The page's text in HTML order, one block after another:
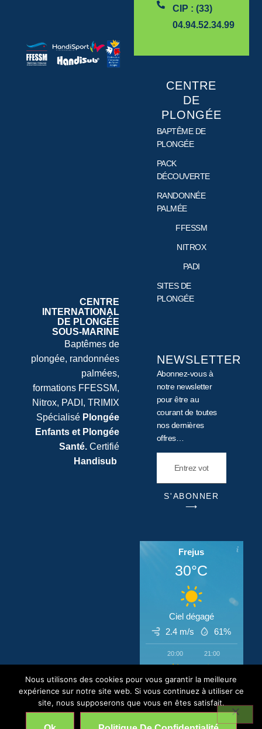
CENTRE
INTERNATIONAL
DE PLONGÉE
SOUS-MARINE
Baptêmes de
plongée, randonnées
palmées,
formations FFESSM,
Nitrox, PADI, TRIMIX
Spécialisé Plongée
Enfants et Plongée
Santé.Certifié
Handisub
CIP : (33)
04.94.52.34.99
CENTRE
DE
PLONGÉE
BAPTÊME DE
PLONGÉE
PACK
DÉCOUVERTE
RANDONNÉE
PALMÉE
FFESSM
NITROX
PADI
SITES DE
PLONGÉE
NEWSLETTER
Abonnez-vous à
notre newsletter
pour être au
courant de toutes
nos dernières
offres…
S'ABONNER
⟶
Frejus
30°C
Ciel dégagé
2.4 m/s
61%
20:00
30°C
21:00
29°C 28°C
CIP © All Rights Reserved 2026
Nous utilisons des cookies pour vous garantir la meilleure
expérience sur notre site web. Si vous continuez à utiliser ce
site, nous supposerons que vous en êtes satisfait.